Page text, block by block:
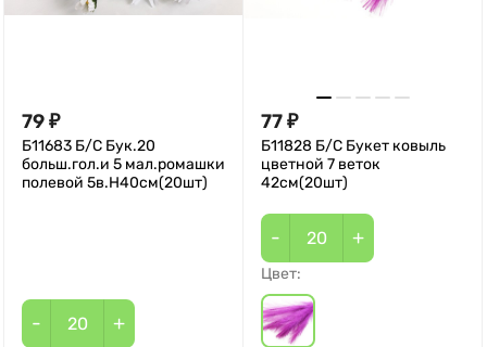
79 ₽
Б11683 Б/С Бук.20
больш.гол.и 5 мал.ромашки
полевой 5в.Н40см(20шт)
- +
77 ₽
Б11828 Б/С Букет ковыль
цветной 7 веток
42см(20шт)
- +
Цвет: